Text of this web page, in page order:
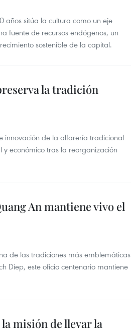
años sitúa la cultura como un eje
fuente de recursos endógenos, un
sostenible de la capital.
la tradición
innovación de la alfarería tradicional
económico tras la reorganización
An mantiene vivo el
de las tradiciones más emblemáticas
Diep, este oficio centenario mantiene
misión de llevar la